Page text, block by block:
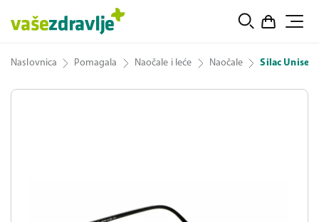
Naslovnica Pomagala Naočale i leće Naočale Silac Unisex